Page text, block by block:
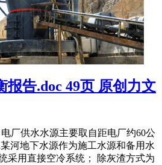
报告.doc 49页 原创力文
厂供水水源主要取自距电厂约60公
河地下水源作为施工水源和备用水
采用直接空冷系统； 除灰渣方式为